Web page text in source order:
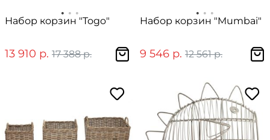
Набор корзин "Togo"
13 910 р. 17 388 р.
Набор корзин "Mumbai"
9 546 р. 12 561 р.